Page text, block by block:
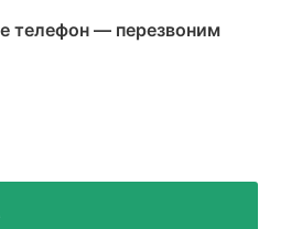
телефон — перезвоним